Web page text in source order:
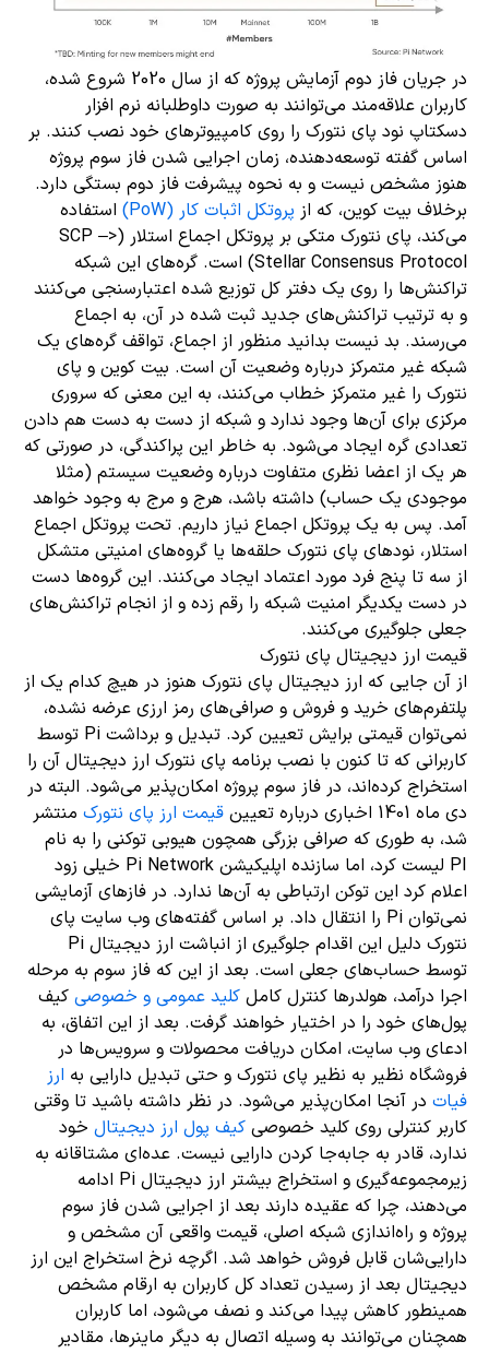
در جریان فاز دوم آزمایش پروژه که از سال 2020 شروع شده،
کاربران علاقه‌مند می‌توانند به صورت داوطلبانه نرم افزار
دسکتاپ نود پای نتورک را روی کامپیوترهای خود نصب کنند. بر
اساس گفته توسعه‌دهنده، زمان اجرایی شدن فاز سوم پروژه
هنوز مشخص نیست و به نحوه پیشرفت فاز دوم بستگی دارد.
برخلاف بیت کوین، که از پروتکل اثبات کار (PoW)
استفاده
می‌کند، پای نتورک متکی بر پروتکل اجماع استلار (SCP –>
Stellar Consensus Protocol) است. گره‌های این شبکه
تراکنش‌ها را روی یک دفتر کل توزیع شده اعتبارسنجی می‌کنند
و به ترتیب تراکنش‌های جدید ثبت شده در آن، به اجماع
می‌رسند. بد نیست بدانید منظور از اجماع، تواقف گره‌های یک
شبکه غیر متمرکز درباره وضعیت آن است. بیت کوین و پای
نتورک را غیر متمرکز خطاب می‌کنند، به این معنی که سروری
مرکزی برای آن‌ها وجود ندارد و شبکه از دست به دست هم دادن
تعدادی گره ایجاد می‌شود. به خاطر این پراکندگی، در صورتی که
هر یک از اعضا نظری متفاوت درباره وضعیت سیستم (مثلا
موجودی یک حساب) داشته باشد، هرج و مرج به وجود خواهد
آمد. پس به یک پروتکل اجماع نیاز داریم. تحت پروتکل اجماع
استلار، نودهای پای نتورک حلقه‌ها یا گروه‌های امنیتی متشکل
از سه تا پنج فرد مورد اعتماد ایجاد می‌کنند. این گروه‌ها دست
در دست یکدیگر امنیت شبکه را رقم زده و از انجام تراکنش‌های
جعلی جلوگیری می‌کنند.
قیمت ارز دیجیتال پای نتورک
از آن جایی که ارز دیجیتال پای نتورک هنوز در هیچ کدام یک از
پلتفرم‌های خرید و فروش و صرافی‌های رمز ارزی عرضه نشده،
نمی‌توان قیمتی برایش تعیین کرد. تبدیل و برداشت Pi توسط
کاربرانی که تا کنون با نصب برنامه پای نتورک ارز دیجیتال آن را
استخراج کرده‌اند، در فاز سوم پروژه امکان‌پذیر می‌شود. البته در
دی ماه 1401 اخباری درباره تعیین
قیمت ارز پای نتورک منتشر
شد، به طوری که صرافی بزرگی همچون هیوبی توکنی را به نام
PI لیست کرد، اما سازنده اپلیکیشن Pi Network خیلی زود
اعلام کرد این توکن ارتباطی به آن‌ها ندارد. در فازهای آزمایشی
نمی‌توان Pi را انتقال داد. بر اساس گفته‌های وب سایت پای
نتورک دلیل این اقدام جلوگیری از انباشت ارز دیجیتال Pi
توسط حساب‌های جعلی است. بعد از این که فاز سوم به مرحله
اجرا درآمد، هولدرها کنترل کامل کلید عمومی و خصوصی کیف
پول‌های خود را در اختیار خواهند گرفت. بعد از این اتفاق، به
ادعای وب سایت، امکان دریافت محصولات و سرویس‌ها در
فروشگاه نظیر به نظیر پای نتورک و حتی تبدیل دارایی به ارز
فیات در آنجا امکان‌پذیر می‌شود. در نظر داشته باشید تا وقتی
کاربر کنترلی روی کلید خصوصی کیف پول ارز دیجیتال خود
ندارد، قادر به جابه‌جا کردن دارایی نیست. عده‌ای مشتاقانه به
زیرمجموعه‌گیری و استخراج بیشتر ارز دیجیتال Pi ادامه
می‌دهند، چرا که عقیده دارند بعد از اجرایی شدن فاز سوم
پروژه و راه‌اندازی شبکه اصلی، قیمت واقعی آن مشخص و
دارایی‌شان قابل فروش خواهد شد. اگرچه نرخ استخراج این ارز
دیجیتال بعد از رسیدن تعداد کل کاربران به ارقام مشخص
همینطور کاهش پیدا می‌کند و نصف می‌شود، اما کاربران
همچنان می‌توانند به وسیله اتصال به دیگر ماینرها، مقادیر